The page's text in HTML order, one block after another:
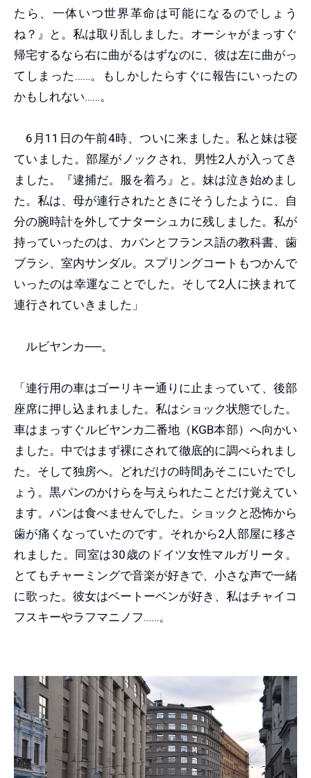
たら、一体いつ世界革命は可能になるのでしょう
ね？』と。私は取り乱しました。オーシャがまっすぐ
帰宅するなら右に曲がるはずなのに、彼は左に曲がっ
てしまった……。もしかしたらすぐに報告にいったの
かもしれない……。
6月11日の午前4時、ついに来ました。私と妹は寝
ていました。部屋がノックされ、男性2人が入ってき
ました。『逮捕だ。服を着ろ』と。妹は泣き始めまし
た。私は、母が連行されたときにそうしたように、自
分の腕時計を外してナターシュカに残しました。私が
持っていったのは、カバンとフランス語の教科書、歯
ブラシ、室内サンダル。スプリングコートもつかんで
いったのは幸運なことでした。そして2人に挟まれて
連行されていきました」
ルビヤンカ──。
「連行用の車はゴーリキー通りに止まっていて、後部
座席に押し込まれました。私はショック状態でした。
車はまっすぐルビヤンカ二番地（KGB本部）へ向かい
ました。中ではまず裸にされて徹底的に調べられまし
た。そして独房へ。どれだけの時間あそこにいたでし
ょう。黒パンのかけらを与えられたことだけ覚えてい
ます。パンは食べませんでした。ショックと恐怖から
歯が痛くなっていたのです。それから2人部屋に移さ
れました。同室は30歳のドイツ女性マルガリータ。
とてもチャーミングで音楽が好きで、小さな声で一緒
に歌った。彼女はベートーベンが好き、私はチャイコ
フスキーやラフマニノフ……。